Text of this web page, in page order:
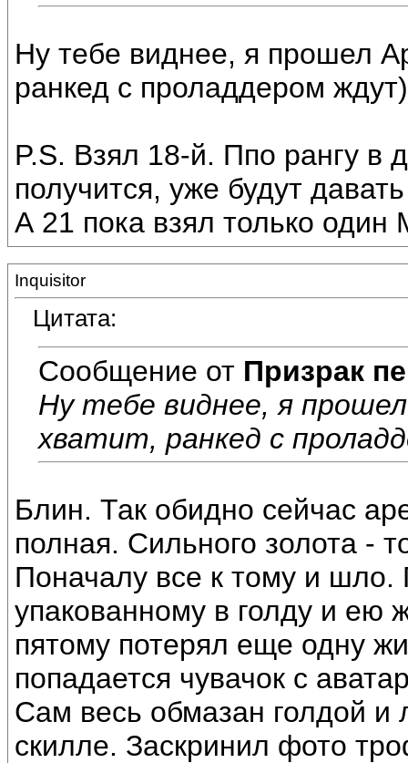
Ну тебе виднее, я прошел
ранкед с проладдером ждут)
P.S. Взял 18-й. Ппо рангу в
получится, уже будут
А 21 пока взял только один
Inquisitor
Цитата:
Сообщение от Призрак
Ну тебе виднее, я
хватит, ранкед с
Блин. Так обидно сейчас
полная. Сильного золота -
Поначалу все к тому и шло.
упакованному в голду и ею
пятому потерял еще одну
попадается чувачок с
Сам весь обмазан голдой и
скилле. Заскринил фото